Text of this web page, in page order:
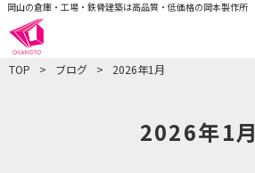
岡山の倉庫・工場・鉄骨建築は高品質・低価格の岡本製作所
TOP ブログ 2026年1月
2026年1月